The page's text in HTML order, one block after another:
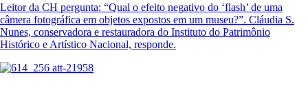
Leitor da CH pergunta: “Qual o efeito negativo do ‘flash’ de uma
câmera fotográfica em objetos expostos em um museu?”. Cláudia S.
Nunes, conservadora e restauradora do Instituto do Patrimônio
Histórico e Artístico Nacional, responde.